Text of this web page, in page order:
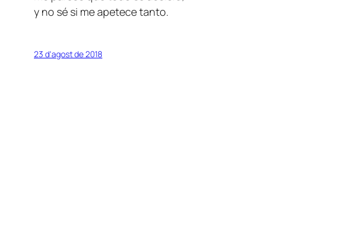
y no sé si me apetece tanto.
23 d'agost de 2018